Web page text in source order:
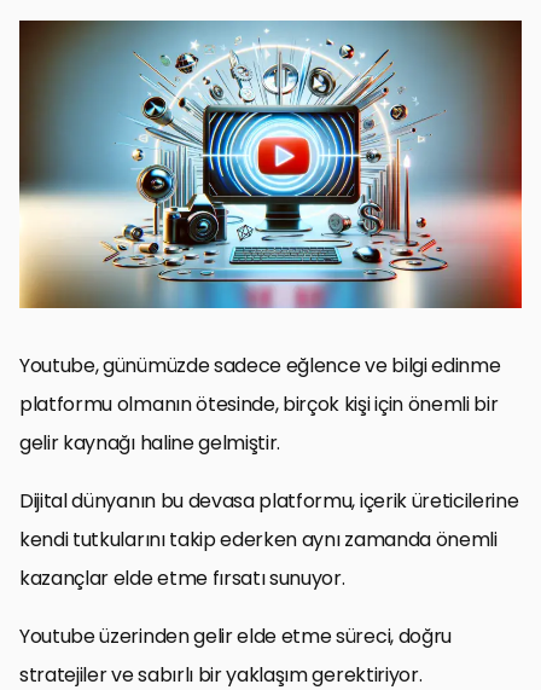
Youtube İş Ortağı Programına Katılma
Reklamlar Aracılığıyla Kazanç
Alternatif Monetizasyon Yöntemleri
Affiliate Marketing ile Gelir Elde Etme
Yaratıcı İçerik Üretimi ile İzleyici Kitlenizi Genişletin
SEO ve Algoritma Dostu İçerikler Oluşturma
Sosyal Medya ve Diğer Platformlarla Entegrasyon
Sonuç: Youtube’dan Gelir Elde Etmenin Anahtarları
YouTube’dan Para Kazanma: Sıkça Sorulan Sorular
Youtube, günümüzde sadece eğlence ve bilgi edinme
platformu olmanın ötesinde, birçok kişi için önemli bir
gelir kaynağı haline gelmiştir.
Dijital dünyanın bu devasa platformu, içerik üreticilerine
kendi tutkularını takip ederken aynı zamanda önemli
kazançlar elde etme fırsatı sunuyor.
Youtube üzerinden gelir elde etme süreci, doğru
stratejiler ve sabırlı bir yaklaşım gerektiriyor.